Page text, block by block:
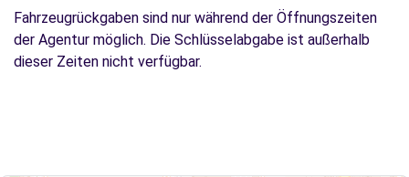
Fahrzeugrückgaben sind nur während der Öffnungszeiten
der Agentur möglich. Die Schlüsselabgabe ist außerhalb
dieser Zeiten nicht verfügbar.